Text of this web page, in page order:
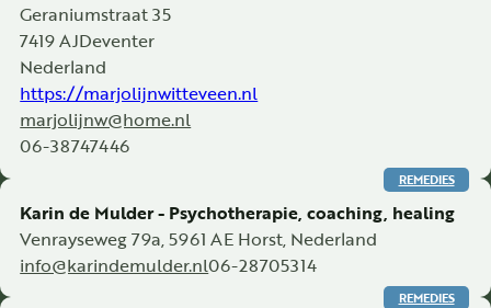
Geraniumstraat 35
7419 AJDeventer
Nederland
https://marjolijnwitteveen.nl
marjolijnw@home.nl
06-38747446
Karin de Mulder - Psychotherapie, coaching, healing
Venrayseweg 79a, 5961 AE Horst, Nederland
info@karindemulder.nl06-28705314
REMEDIES
REMEDIES